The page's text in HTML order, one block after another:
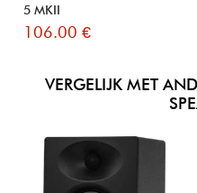
5 MKII
106.00 €
VERGELIJK MET